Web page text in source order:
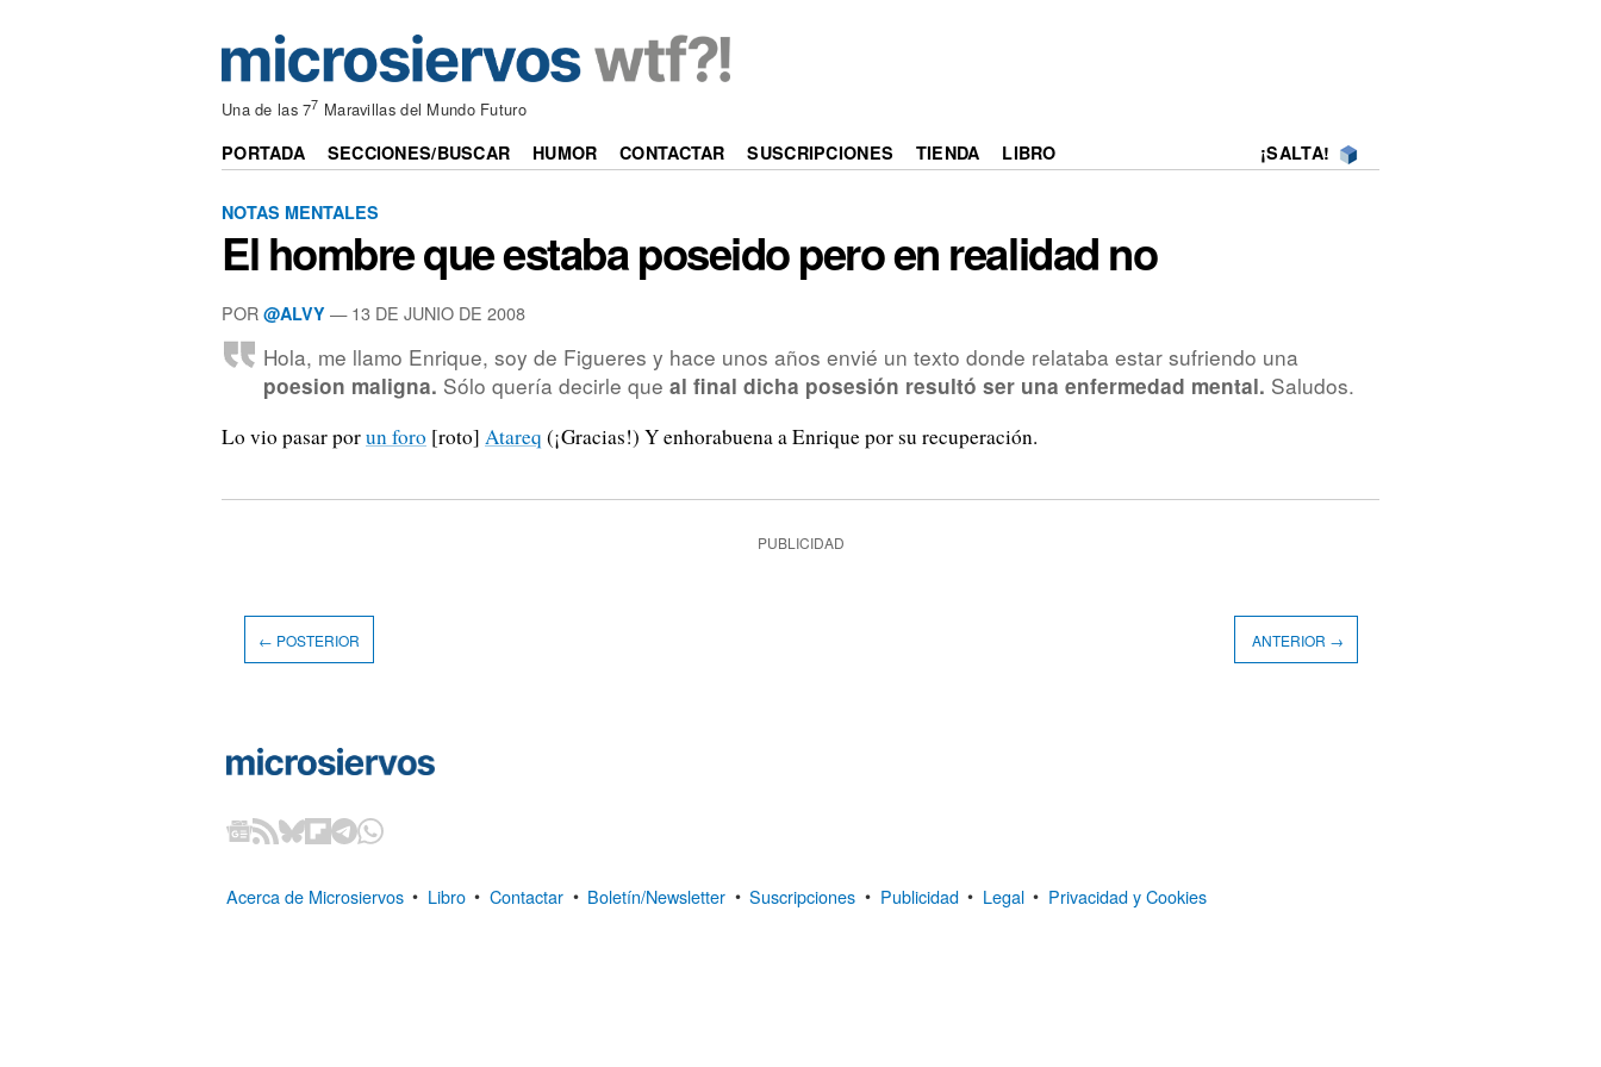
Una de las 77 Maravillas del Mundo Futuro
PORTADA SECCIONES/BUSCAR HUMOR CONTACTAR SUSCRIPCIONES TIENDA LIBRO ¡SALTA!
NOTAS MENTALES
El hombre que estaba poseido pero en realidad no
POR @ALVY —13 DE JUNIO DE 2008
Hola, me llamo Enrique, soy de Figueres y hace unos años envié un texto donde relataba estar sufriendo una
poesion maligna. Sólo quería decirle que al final dicha posesión resultó ser una enfermedad mental. Saludos.
Lo vio pasar porun foro [roto] Atareq (¡Gracias!) Y enhorabuena a Enrique por su recuperación.
PUBLICIDAD
← POSTERIOR ANTERIOR →
Acerca de Microsiervos • Libro • Contactar • Boletín/Newsletter • Suscripciones • Publicidad • Legal • Privacidad y Cookies